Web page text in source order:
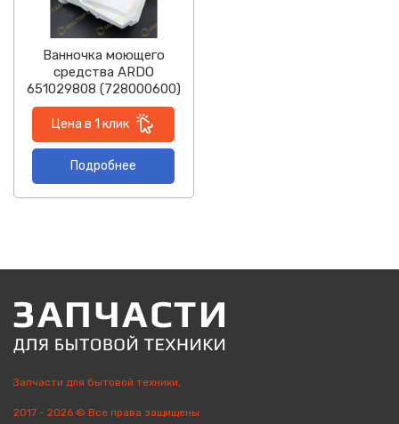
Ванночка моющего
средства ARDO
651029808 (728000600)
Цена в 1 клик
Подробнее
Запчасти для бытовой техники,
2017 - 2026 © Все права защищены